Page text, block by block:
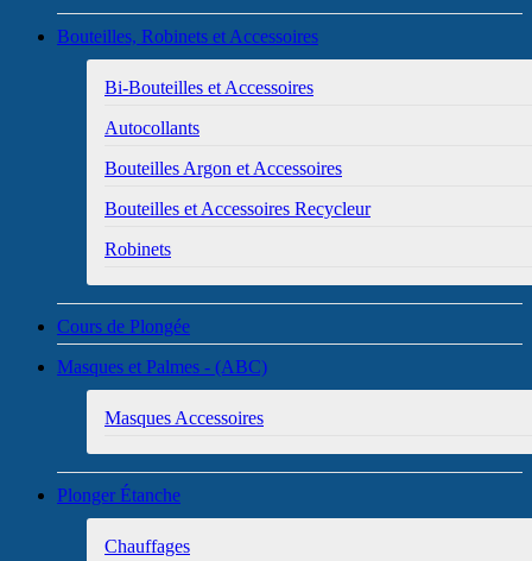
Bouteilles, Robinets et Accessoires
Bi-Bouteilles et Accessoires
Autocollants
Bouteilles Argon et Accessoires
Bouteilles et Accessoires Recycleur
Robinets
Cours de Plongée
Masques et Palmes - (ABC)
Masques Accessoires
Plonger Étanche
Chauffages